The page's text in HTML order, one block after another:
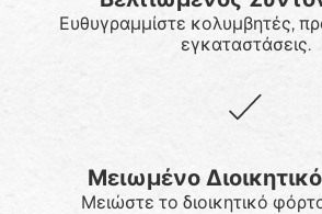
Ευθυγραμμίστε κολυμβητές,
εγκαταστάσεις.
Μειωμένο
Μειώστε το διοικητικό